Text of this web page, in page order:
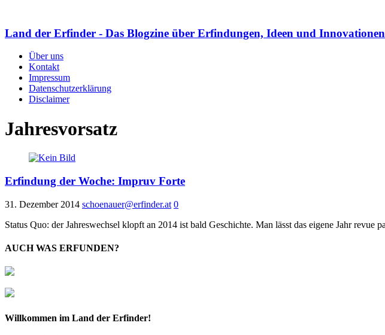
Land der Erfinder - Das Blogzine über Erfindungen, Ideen und
Über uns
Kontakt
Impressum
Datenschutzerklärung
Disclaimer
Jahresvorsatz
Erfindung der Woche: Impruv Forte
31. Dezember 2014 schoenauer@erfinder.at 0
Status Quo: der Jahreswechsel klopft an 2014 ist bald Geschichte. Man lässt das eigene Jahr
AUCH WAS ERFUNDEN?
Willkommen im Land der Erfinder!